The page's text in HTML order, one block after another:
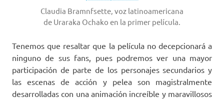
Claudia Bramnfsette, voz latinoamericana
de Uraraka Ochako en la primer película.
Tenemos que resaltar que la película no decepcionará a
ninguno de sus fans, pues podremos ver una mayor
participación de parte de los personajes secundarios y
las escenas de acción y pelea son magistralmente
desarrolladas con una animación increíble y maravillosos